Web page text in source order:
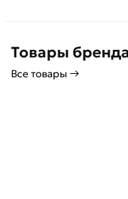
Товары
Все товары →